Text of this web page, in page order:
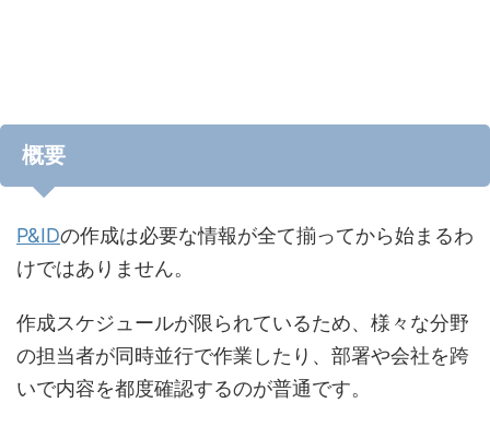
概要
P&IDの作成は必要な情報が全て揃ってから始まるわ
けではありません。
作成スケジュールが限られているため、様々な分野
の担当者が同時並行で作業したり、部署や会社を跨
いで内容を都度確認するのが普通です。